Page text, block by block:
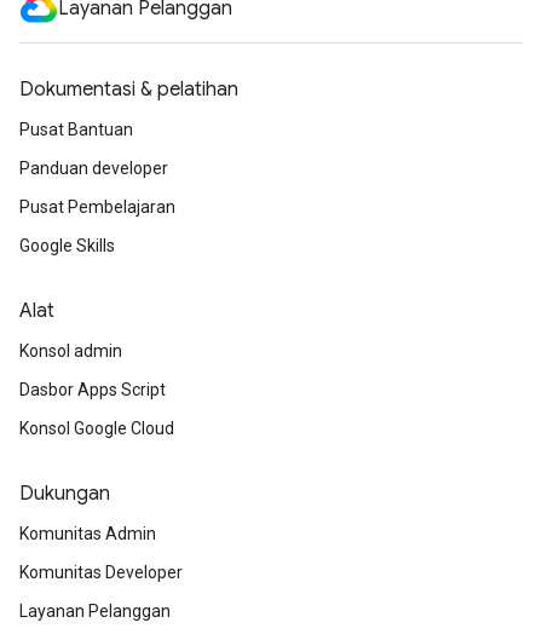
Layanan Pelanggan
Dokumentasi & pelatihan
Pusat Bantuan
Panduan developer
Pusat Pembelajaran
Google Skills
Alat
Konsol admin
Dasbor Apps Script
Konsol Google Cloud
Dukungan
Komunitas Admin
Komunitas Developer
Layanan Pelanggan